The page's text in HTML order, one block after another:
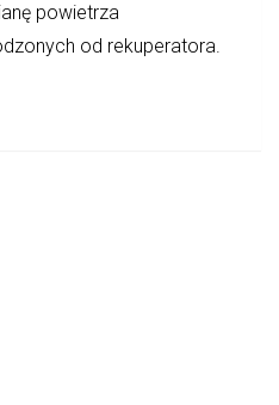
powietrza
od rekuperatora.